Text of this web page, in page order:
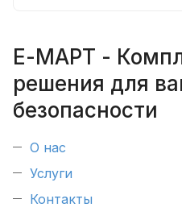
Е-МАРТ -
решения для
безопасности
О нас
Услуги
Контакты